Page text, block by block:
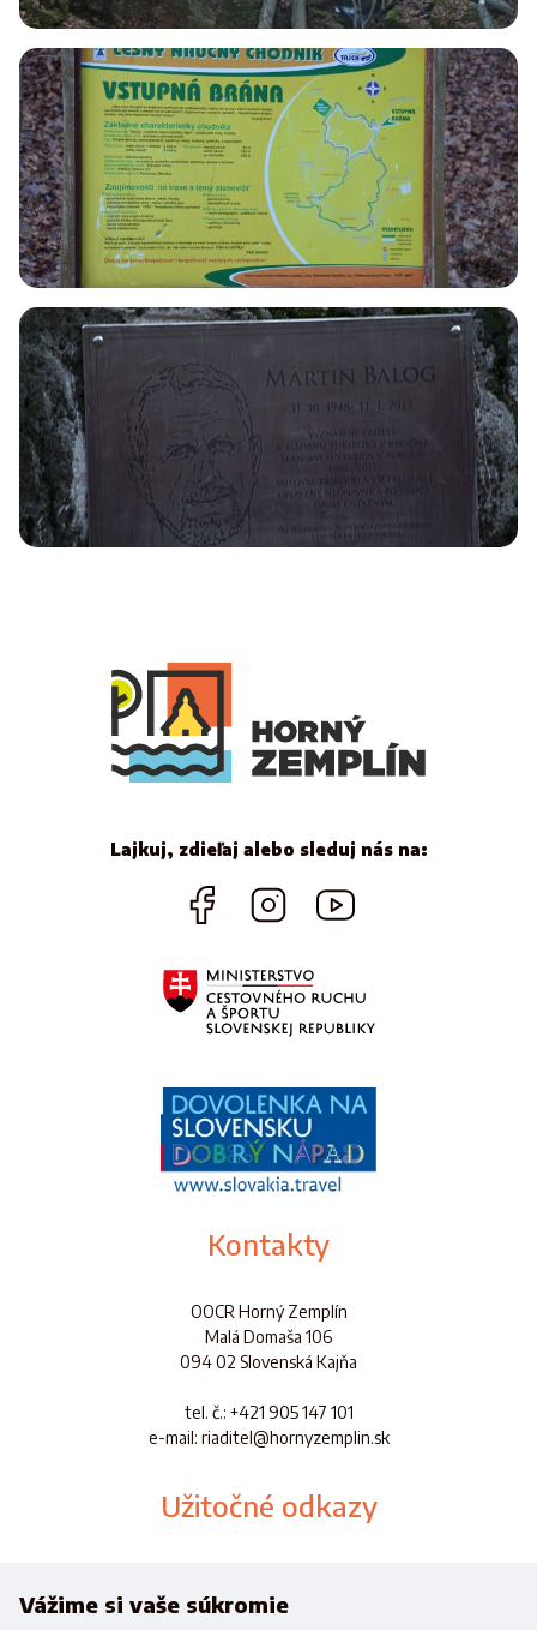
Lajkuj, zdieľaj alebo sleduj nás na:
Kontakty
OOCR Horný Zemplín
Malá Domaša 106
094 02 Slovenská Kajňa
tel. č.: +421 905 147 101
e-mail: riaditel@hornyzemplin.sk
Užitočné odkazy
Aplikácia
Vážime si vaše súkromie